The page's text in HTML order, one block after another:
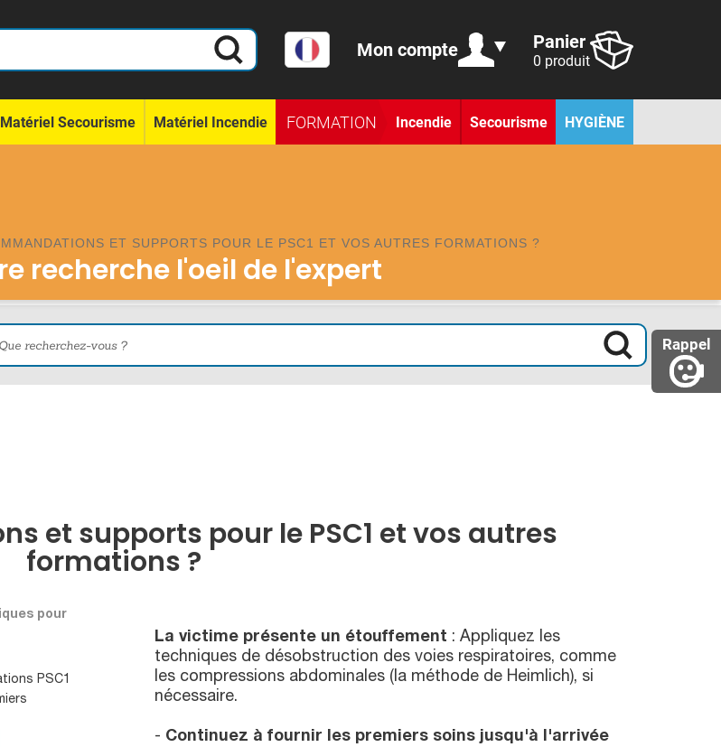
Rappel
Mon compte Panier
0 produit
Matériel Secourisme Matériel Incendie FORMATION Incendie Secourisme HYGIÈNE
ET SUPPORTS POUR LE PSC1 ET VOS AUTRES FORMATIONS ?
recherche l'oeil de l'expert
et supports pour le PSC1 et vos autres
formations ?
pour
PSC1
La victime présente un étouffement : Appliquez les
techniques de désobstruction des voies respiratoires, comme
les compressions abdominales (la méthode de Heimlich), si
nécessaire.
- Continuez à fournir les premiers soins jusqu'à l'arrivée